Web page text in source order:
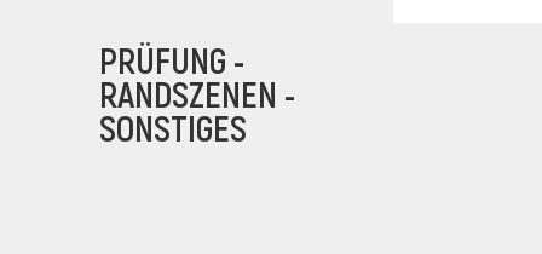
PRÜFUNG -
RANDSZENEN -
SONSTIGES